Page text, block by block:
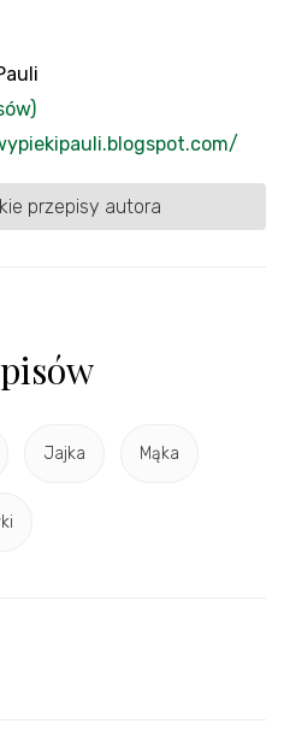
przepisy autora
Jajka Mąka